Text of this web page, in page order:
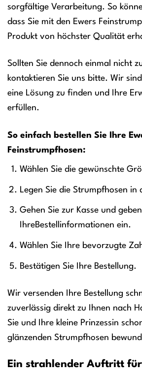
sorgfältige Verarbeitung. So
dass Sie mit den Ewers
Produkt von höchster Qualität
Sollten Sie dennoch einmal nicht
kontaktieren Sie uns bitte. Wir
eine Lösung zu finden und Ihre
erfüllen.
So einfach bestellen Sie Ihre
Feinstrumpfhosen:
Wählen Sie die gewünschte
Legen Sie die Strumpfhosen in
Gehen Sie zur Kasse und
IhreBestellinformationen ein.
Wählen Sie Ihre bevorzugte
Bestätigen Sie Ihre Bestellung.
Wir versenden Ihre Bestellung
zuverlässig direkt zu Ihnen nach
Sie und Ihre kleine Prinzessin
glänzenden Strumpfhosen
Ein strahlender Auftritt